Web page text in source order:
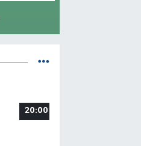
20:00